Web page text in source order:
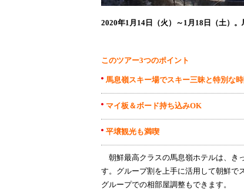
2020年1月14日（火）～1月18日（土）
このツアー3つのポイント
馬息嶺スキー場でスキー三昧と特別な
マイ板＆ボード持ち込みOK
平壌観光も満喫
朝鮮最高クラスの馬息嶺ホテルは、き
す。グループ割を上手に活用して朝鮮で
グループでの相部屋調整もできます。